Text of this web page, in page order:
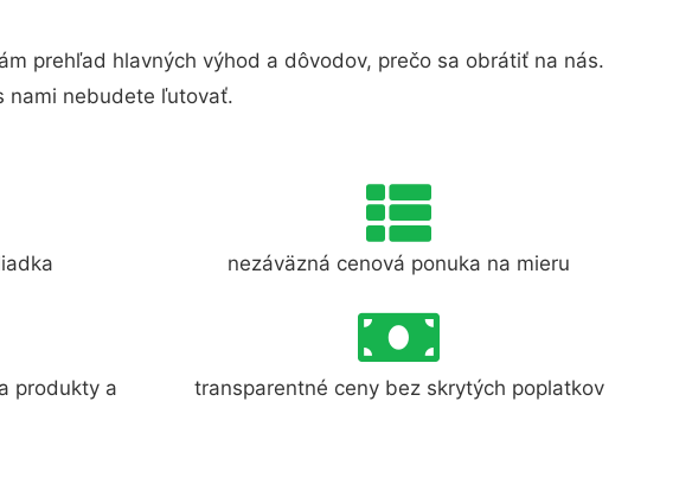
prehľad hlavných výhod a dôvodov, prečo sa obrátiť na nás.
nami nebudete ľutovať.
nezáväzná cenová ponuka na mieru
produkty a
transparentné ceny bez skrytých poplatkov